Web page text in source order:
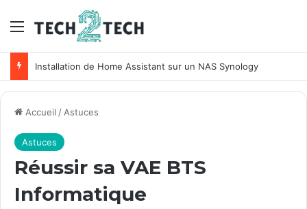
Menu
Installation de Home Assistant sur un NAS Synology
Accueil /Astuces
Astuces
Réussir sa VAE BTS
Informatique